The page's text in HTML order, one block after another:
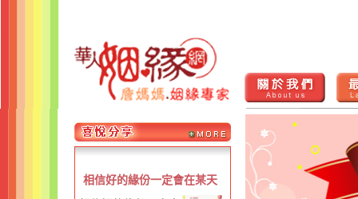
相信好的緣份一定會在某天